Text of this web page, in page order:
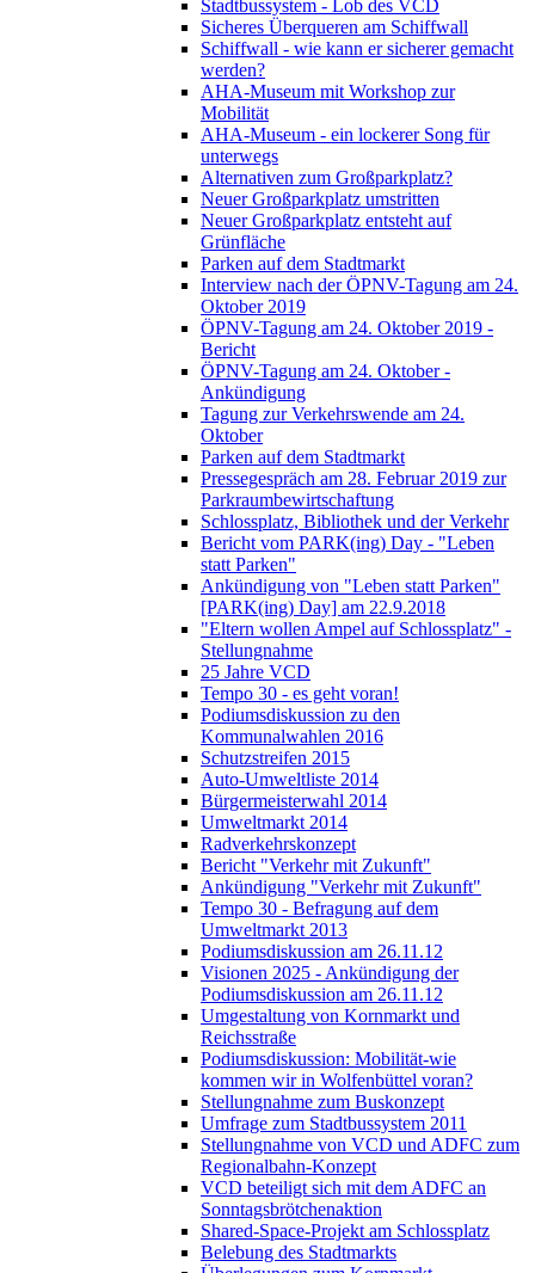
Stadtbussystem - Lob des VCD
Sicheres Überqueren am Schiffwall
Schiffwall - wie kann er sicherer gemacht
werden?
AHA-Museum mit Workshop zur
Mobilität
AHA-Museum - ein lockerer Song für
unterwegs
Alternativen zum Großparkplatz?
Neuer Großparkplatz umstritten
Neuer Großparkplatz entsteht auf
Grünfläche
Parken auf dem Stadtmarkt
Interview nach der ÖPNV-Tagung am 24.
Oktober 2019
ÖPNV-Tagung am 24. Oktober 2019 -
Bericht
ÖPNV-Tagung am 24. Oktober -
Ankündigung
Tagung zur Verkehrswende am 24.
Oktober
Parken auf dem Stadtmarkt
Pressegespräch am 28. Februar 2019 zur
Parkraumbewirtschaftung
Schlossplatz, Bibliothek und der Verkehr
Bericht vom PARK(ing) Day - "Leben
statt Parken"
Ankündigung von "Leben statt Parken"
[PARK(ing) Day] am 22.9.2018
"Eltern wollen Ampel auf Schlossplatz" -
Stellungnahme
25 Jahre VCD
Tempo 30 - es geht voran!
Podiumsdiskussion zu den
Kommunalwahlen 2016
Schutzstreifen 2015
Auto-Umweltliste 2014
Bürgermeisterwahl 2014
Umweltmarkt 2014
Radverkehrskonzept
Bericht "Verkehr mit Zukunft"
Ankündigung "Verkehr mit Zukunft"
Tempo 30 - Befragung auf dem
Umweltmarkt 2013
Podiumsdiskussion am 26.11.12
Visionen 2025 - Ankündigung der
Podiumsdiskussion am 26.11.12
Umgestaltung von Kornmarkt und
Reichsstraße
Podiumsdiskussion: Mobilität-wie
kommen wir in Wolfenbüttel voran?
Stellungnahme zum Buskonzept
Umfrage zum Stadtbussystem 2011
Stellungnahme von VCD und ADFC zum
Regionalbahn-Konzept
VCD beteiligt sich mit dem ADFC an
Sonntagsbrötchenaktion
Shared-Space-Projekt am Schlossplatz
Belebung des Stadtmarkts